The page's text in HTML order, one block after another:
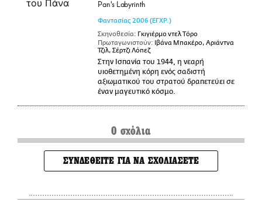
Pan's Labyrinth
Φαντασίας 2006 (ΕΓΧΡ.)
Σκηνοθεσία: Γκιγιέρμο ντελ Τόρο
Πρωταγωνιστούν: Ιβάνα Μπακέρο, Αριάντνα
Τζιλ, Σέρτζι Λόπεζ
Στην Ισπανία του 1944, η νεαρή
υιοθετημένη κόρη ενός σαδιστή
αξιωματικού του στρατού δραπετεύει σε
έναν μαγευτικό κόσμο.
0 σχόλια
ΣΥΝΔΕΘΕΙΤΕ ΓΙΑ ΝΑ ΣΧΟΛΙΑΣΕΤΕ